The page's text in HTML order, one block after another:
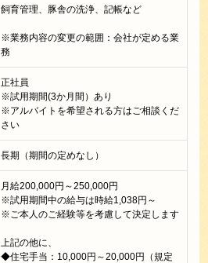
飼育管理、豚舎の洗浄、記帳など
※業務内容の変更の範囲：会社が定める業
務
正社員
※試用期間(3か月間）あり
※アルバイトを希望される方はご相談くだ
さい
長期（期間の定めなし）
月給200,000円～250,000円
※試用期間中の給与は時給1,038円～
※ご本人のご経験等を考慮して決定します
上記の他に、
◆住宅手当：10,000円～20,000円（規定